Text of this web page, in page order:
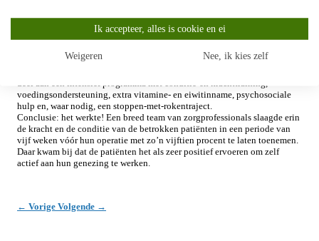
Ik accepteer, alles is cookie en ei
Weigeren Nee, ik kies zelf
van grote betekenis zijn, maar mogelijk ook voor mensen met een andere
vorm van kanker. Ook zou een vermindering van complicaties op
landelijke schaal tot een kostenbesparing leiden. Wij besloten het
onderzoek te financieren.
voedingsondersteuning, extra vitamine- en eiwitinname, psychosociale
hulp en, waar nodig, een stoppen-met-rokentraject.
Conclusie: het werkte! Een breed team van zorgprofessionals slaagde erin
de kracht en de conditie van de betrokken patiënten in een periode van
vijf weken vóór hun operatie met zo’n vijftien procent te laten toenemen.
Daar kwam bij dat de patiënten het als zeer positief ervoeren om zelf
actief aan hun genezing te werken.
← Vorige Volgende →